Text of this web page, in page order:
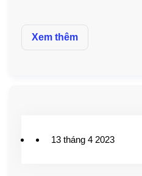
Xem thêm
13 tháng 4 2023